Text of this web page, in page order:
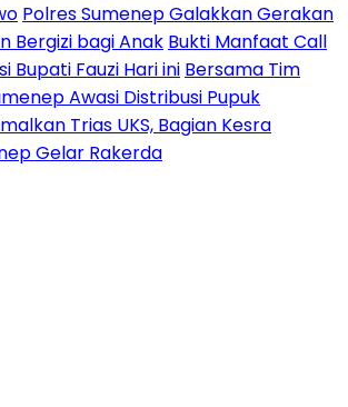
Polres Sumenep Galakkan Gerakan
Bergizi bagi Anak Bukti Manfaat Call
Bupati Fauzi Hari ini Bersama Tim
Awasi Distribusi Pupuk
Trias UKS, Bagian Kesra
Gelar Rakerda